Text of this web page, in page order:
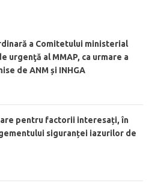
a Comitetului ministerial
urgenţă al MMAP, ca urmare a
de ANM și INHGA
pentru factorii interesați, în
siguranței iazurilor de